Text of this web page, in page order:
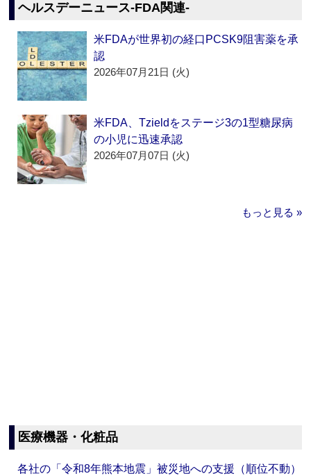
ヘルスデーニュース‐FDA関連‐
米FDAが世界初の経口PCSK9阻害薬を承
認
2026年07月21日 (火)
米FDA、Tzieldをステージ3の1型糖尿病
の小児に迅速承認
2026年07月07日 (火)
もっと見る »
医療機器・化粧品
各社の「令和8年熊本地震」被災地への支援（順位不動）